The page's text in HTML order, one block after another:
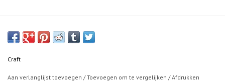
Craft
Aan verlanglijst toevoegen /Toevoegen om te vergelijken /Afdrukken